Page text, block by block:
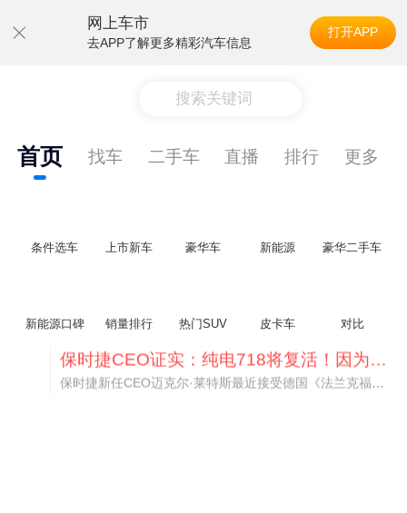
网上车市
去APP了解更多精彩汽车信息
打开APP
搜索关键词
首页 找车 二手车 直播 排行 更多
条件选车 上市新车 豪华车 新能源 豪华二手车
新能源口碑 销量排行 热门SUV 皮卡车 对比
神行者目标年销30万辆，要把路虎销量翻倍
路虎品牌全球一年卖多少？大约38万辆。也就是说，这个刚复活的新能源品牌，目标是干到路虎全球销量的八成。如果真能跑到30万辆，两者加起来就是68万辆——比现在路虎单独的数字，翻了接近一倍！说“再造一个路虎”，真不夸张。